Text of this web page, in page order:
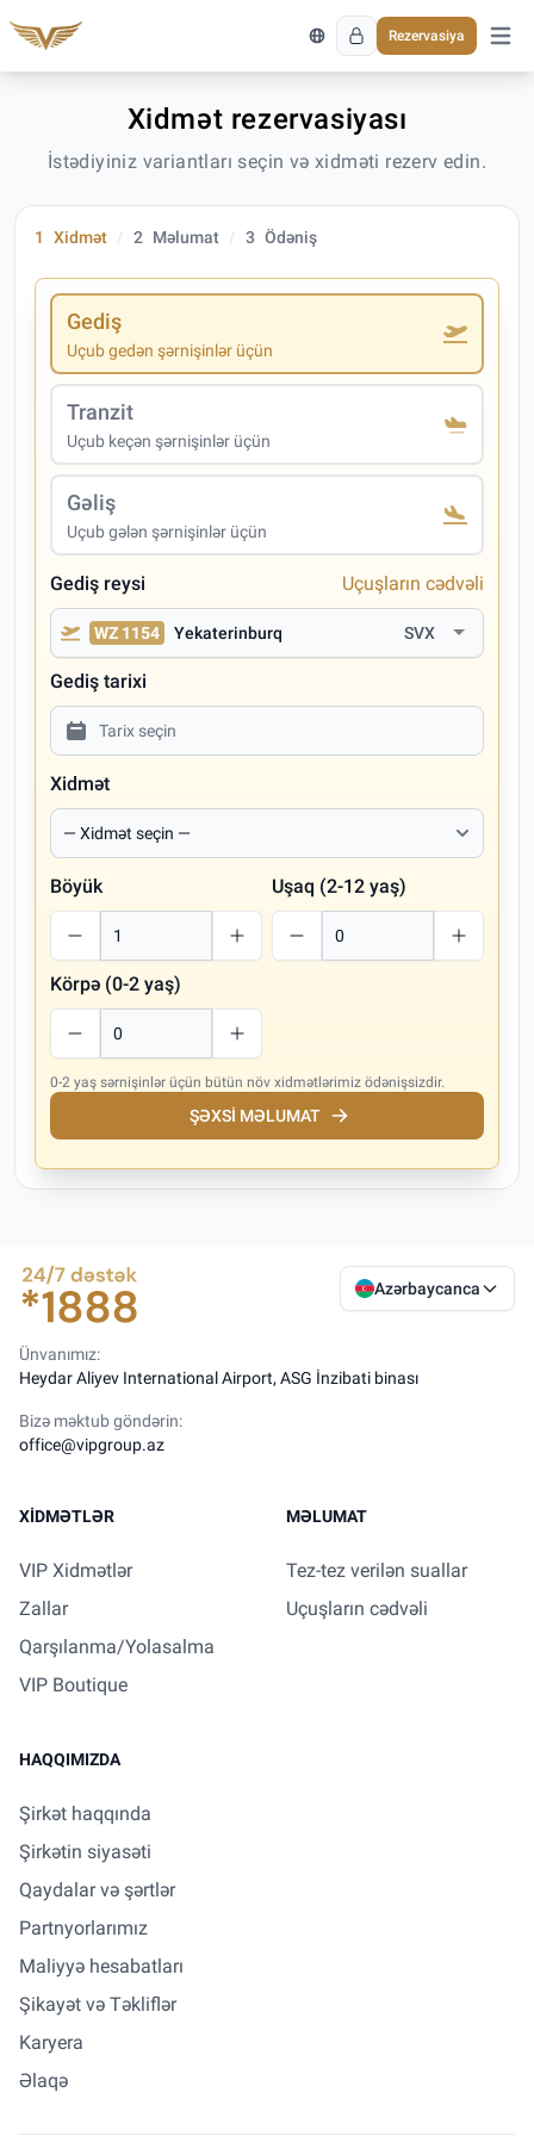
Rezervasiya
Əsas
Xidmət rezervasiyası
İstədiyiniz variantları seçin və xidməti rezerv edin.
1 Xidmət 2 Məlumat 3 Ödəniş
Gediş
Uçub gedən şərnişinlər üçün
Tranzit
Uçub keçən şərnişinlər üçün
Gəliş
Uçub gələn şərnişinlər üçün
Gediş reysi Uçuşların cədvəli
WZ 1154 Yekaterinburq SVX
Gediş tarixi
Xidmət
Böyük Uşaq (2-12 yaş)
Körpə (0-2 yaş)
0-2 yaş sərnişinlər üçün bütün növ xidmətlərimiz ödənişsizdir.
ŞƏXSI MƏLUMAT
Azərbaycanca
Ünvanımız:
Heydar Aliyev International Airport, ASG İnzibati binası
Bizə məktub göndərin:
office@vipgroup.az
XIDMƏTLƏR
VIP Xidmətlər
Zallar
Qarşılanma/Yolasalma
VIP Boutique
MƏLUMAT
Tez-tez verilən suallar
Uçuşların cədvəli
HAQQIMIZDA
Şirkət haqqında
Şirkətin siyasəti
Qaydalar və şərtlər
Partnyorlarımız
Maliyyə hesabatları
Şikayət və Təkliflər
Karyera
Əlaqə